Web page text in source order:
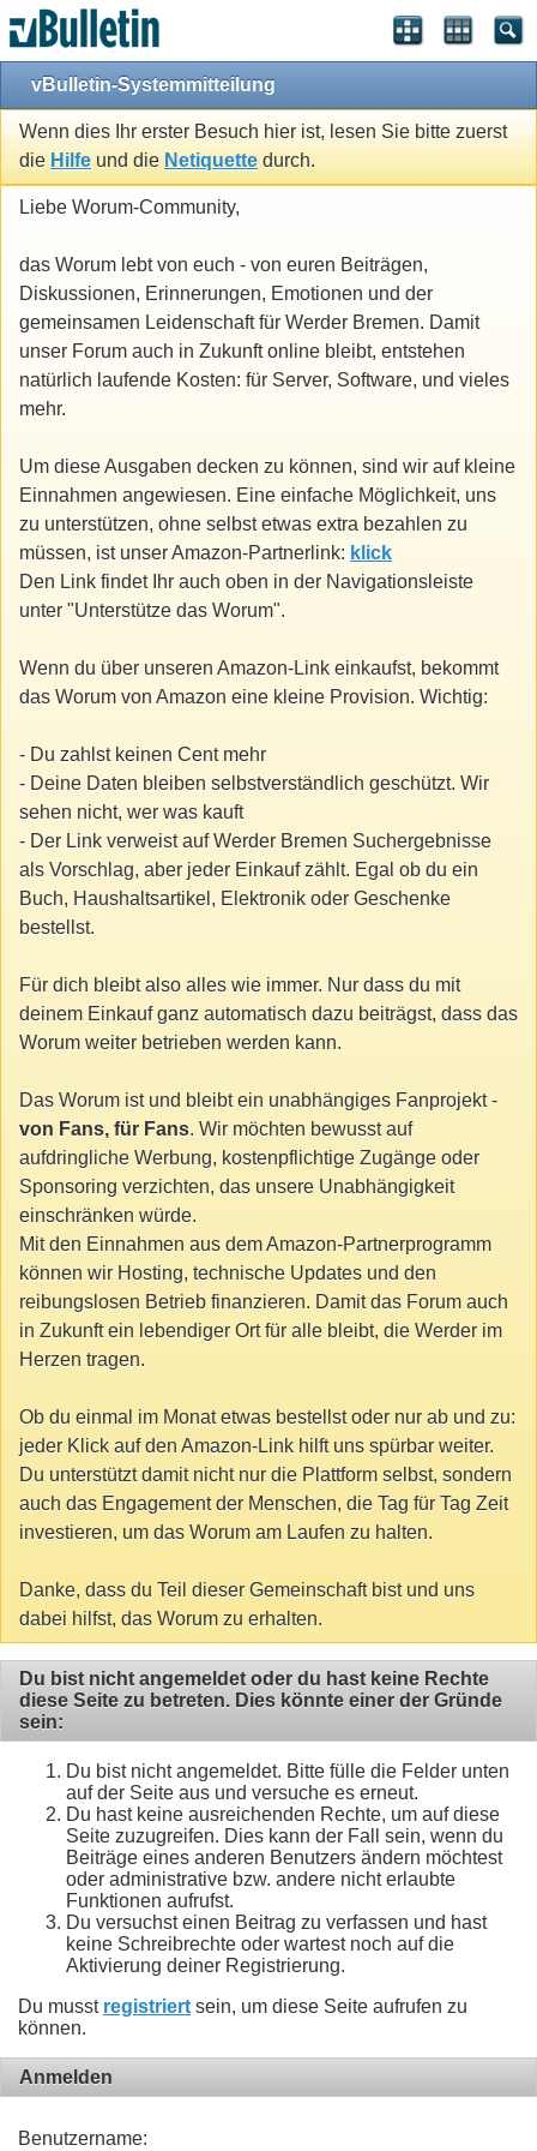
vBulletin-Systemmitteilung
Wenn dies Ihr erster Besuch hier ist, lesen Sie bitte zuerst
die Hilfe und die Netiquette durch.
Liebe Worum-Community,
das Worum lebt von euch - von euren Beiträgen,
Diskussionen, Erinnerungen, Emotionen und der
gemeinsamen Leidenschaft für Werder Bremen. Damit
unser Forum auch in Zukunft online bleibt, entstehen
natürlich laufende Kosten: für Server, Software, und vieles
mehr.
Um diese Ausgaben decken zu können, sind wir auf kleine
Einnahmen angewiesen. Eine einfache Möglichkeit, uns
zu unterstützen, ohne selbst etwas extra bezahlen zu
müssen, ist unser Amazon-Partnerlink: klick
Den Link findet Ihr auch oben in der Navigationsleiste
unter "Unterstütze das Worum".
Wenn du über unseren Amazon-Link einkaufst, bekommt
das Worum von Amazon eine kleine Provision. Wichtig:
- Du zahlst keinen Cent mehr
- Deine Daten bleiben selbstverständlich geschützt. Wir
sehen nicht, wer was kauft
- Der Link verweist auf Werder Bremen Suchergebnisse
als Vorschlag, aber jeder Einkauf zählt. Egal ob du ein
Buch, Haushaltsartikel, Elektronik oder Geschenke
bestellst.
Für dich bleibt also alles wie immer. Nur dass du mit
deinem Einkauf ganz automatisch dazu beiträgst, dass das
Worum weiter betrieben werden kann.
Das Worum ist und bleibt ein unabhängiges Fanprojekt -
von Fans, für Fans. Wir möchten bewusst auf
aufdringliche Werbung, kostenpflichtige Zugänge oder
Sponsoring verzichten, das unsere Unabhängigkeit
einschränken würde.
Mit den Einnahmen aus dem Amazon-Partnerprogramm
können wir Hosting, technische Updates und den
reibungslosen Betrieb finanzieren. Damit das Forum auch
in Zukunft ein lebendiger Ort für alle bleibt, die Werder im
Herzen tragen.
Ob du einmal im Monat etwas bestellst oder nur ab und zu:
jeder Klick auf den Amazon-Link hilft uns spürbar weiter.
Du unterstützt damit nicht nur die Plattform selbst, sondern
auch das Engagement der Menschen, die Tag für Tag Zeit
investieren, um das Worum am Laufen zu halten.
Danke, dass du Teil dieser Gemeinschaft bist und uns
dabei hilfst, das Worum zu erhalten.
Du bist nicht angemeldet oder du hast keine Rechte
diese Seite zu betreten. Dies könnte einer der Gründe
sein:
Du bist nicht angemeldet. Bitte fülle die Felder unten
auf der Seite aus und versuche es erneut.
Du hast keine ausreichenden Rechte, um auf diese
Seite zuzugreifen. Dies kann der Fall sein, wenn du
Beiträge eines anderen Benutzers ändern möchtest
oder administrative bzw. andere nicht erlaubte
Funktionen aufrufst.
Du versuchst einen Beitrag zu verfassen und hast
keine Schreibrechte oder wartest noch auf die
Aktivierung deiner Registrierung.
Du musst registriert sein, um diese Seite aufrufen zu
können.
Anmelden
Benutzername: